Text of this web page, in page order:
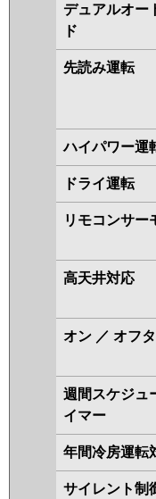
デュアルオー
ド
先読み運転
ハイパワー運
ドライ運転
リモコンサー
高天井対応
オン ／ オフ
週間スケジュ
イマー
年間冷房運転
サイレント制